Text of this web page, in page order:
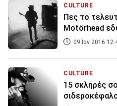
CULTURE
Πες το
Motörhead
09 Ιαν 2016
CULTURE
15 σκληρές